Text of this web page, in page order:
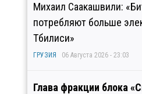
Михаил Саакашвили:
потребляют больше
Тбилиси»
ГРУЗИЯ 06 Августа 2026 - 23:03
Глава фракции блока